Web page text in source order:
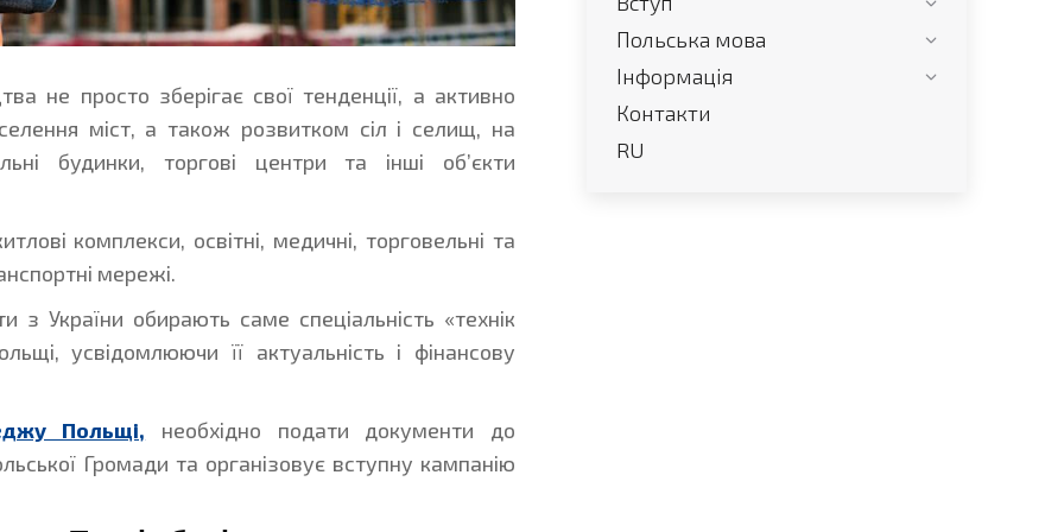
не просто зберігає свої тенденції, а активно
міст, а також розвитком сіл і селищ, на
будинки, торгові центри та інші об’єкти
комплекси, освітні, медичні, торговельні та
мережі.
з України обирають саме спеціальність «технік
усвідомлюючи її актуальність і фінансову
Польщі, необхідно подати документи до
Громади та організовує вступну кампанію
Польська мова
Інформація
Контакти
RU